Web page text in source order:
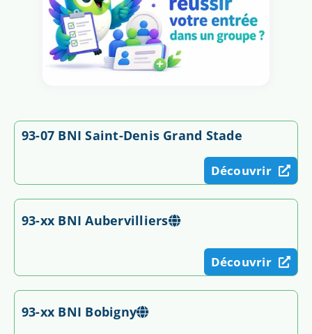
93-07 BNI Saint-Denis Grand Stade
Découvrir
93-xx BNI Aubervilliers
Découvrir
93-xx BNI Bobigny